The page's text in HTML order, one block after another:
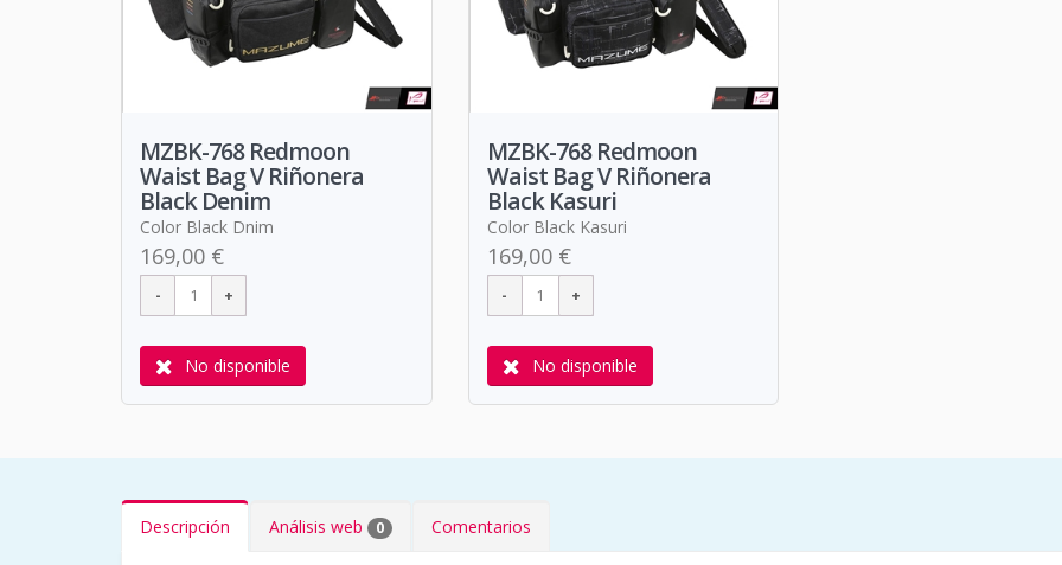
MZBK-768 Redmoon
Waist Bag V Riñonera
Black Denim
Color Black Dnim
169,00 €
No disponible
MZBK-768 Redmoon
Waist Bag V Riñonera
Black Kasuri
Color Black Kasuri
169,00 €
No disponible
Descripción Análisis web 0 Comentarios